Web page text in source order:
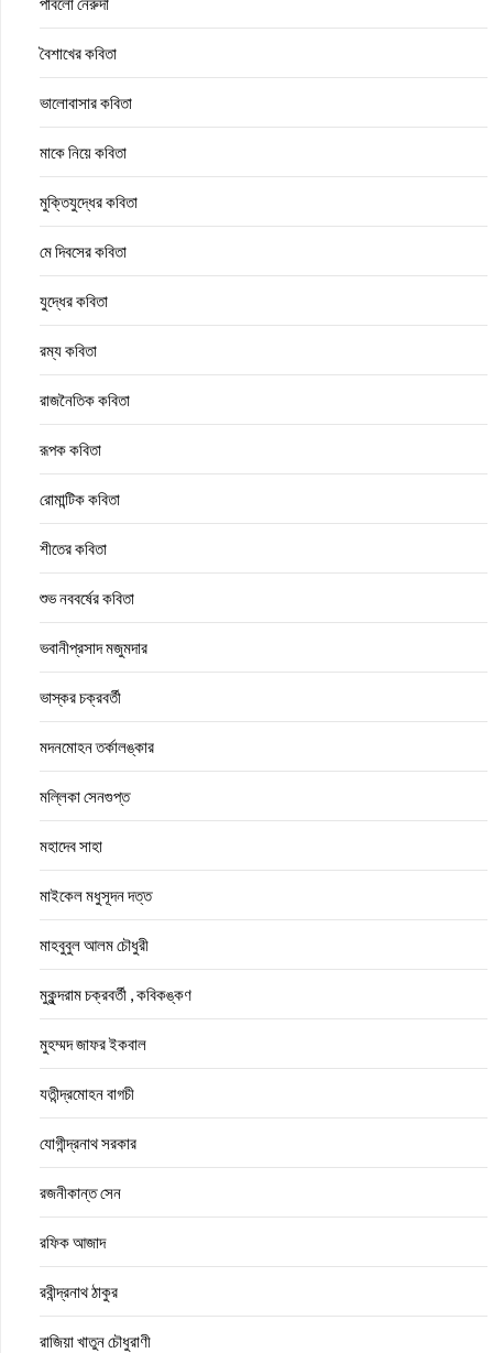
বৈশাখের কবিতা
ভালোবাসার কবিতা
মাকে নিয়ে কবিতা
মুক্তিযুদ্ধের কবিতা
মে দিবসের কবিতা
যুদ্ধের কবিতা
রম্য কবিতা
রাজনৈতিক কবিতা
রূপক কবিতা
রোমান্টিক কবিতা
শীতের কবিতা
শুভ নববর্ষের কবিতা
ভবানীপ্রসাদ মজুমদার
ভাস্কর চক্রবর্তী
মদনমোহন তর্কালঙ্কার
মল্লিকা সেনগুপ্ত
মহাদেব সাহা
মাইকেল মধুসূদন দত্ত
মাহবুবুল আলম চৌধুরী
মুকুন্দরাম চক্রবর্তী , কবিকঙ্কণ
মুহম্মদ জাফর ইকবাল
যতীন্দ্রমোহন বাগচী
যোগীন্দ্রনাথ সরকার
রজনীকান্ত সেন
রফিক আজাদ
রবীন্দ্রনাথ ঠাকুর
রাজিয়া খাতুন চৌধুরাণী